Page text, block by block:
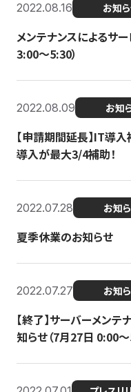
2022.08.16 お知
メンテナンスによるサ
3:00〜5:30）
2022.08.09 お知
【申請期間延長】IT導
導入が最大3/4補助！
2022.07.28 お知
夏季休業のお知らせ
2022.07.27 お知
【終了】サーバーメン
知らせ（7月27日 0:00〜